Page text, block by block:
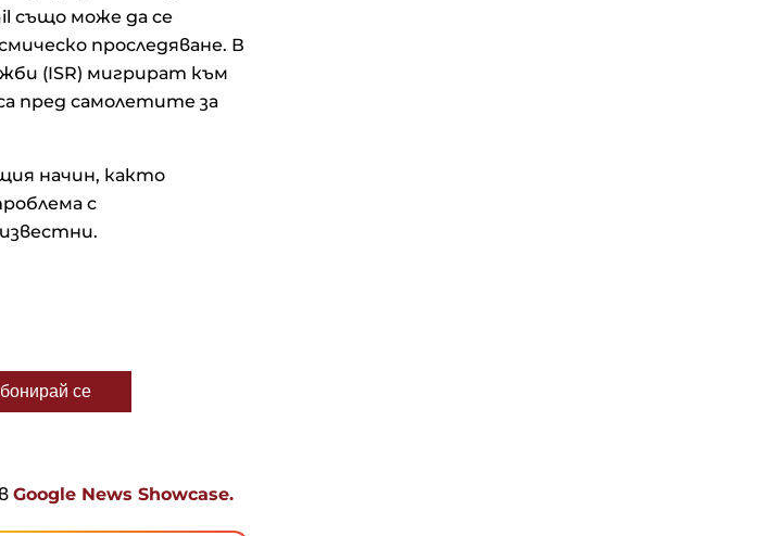
също може да се
проследяване. В
(ISR) мигрират към
пред самолетите за
начин, както
с
Google News Showcase.